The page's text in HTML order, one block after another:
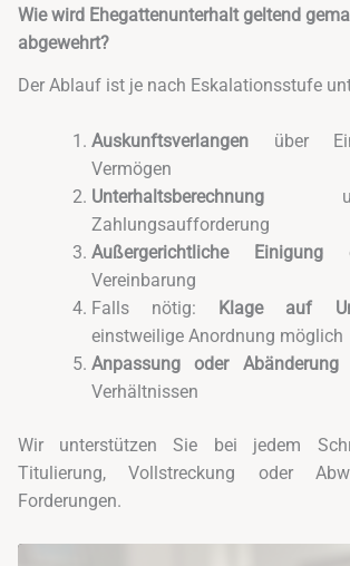
Wie wird Ehegattenunterhalt geltend
abgewehrt?
Der Ablauf ist je nach Eskalationsstufe
Auskunftsverlangen über
Vermögen
Unterhaltsberechnung
Zahlungsaufforderung
Außergerichtliche Einigung
Vereinbarung
Falls nötig:
Klage auf
einstweilige Anordnung möglich
Anpassung oder Abänderung
Verhältnissen
Wir unterstützen Sie bei jedem
Titulierung, Vollstreckung oder
Forderungen.